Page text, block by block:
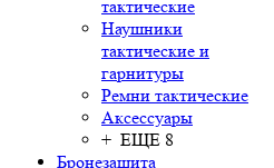
тактические
Наушники
тактические и
гарнитуры
Ремни тактические
Аксессуары
+ ЕЩЕ 8
Бронезащита